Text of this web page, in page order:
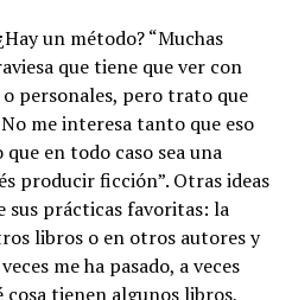
un método? “Muchas
que tiene que ver con
personales, pero trato que
me interesa tanto que eso
en todo caso sea una
producir ficción”. Otras ideas
sus prácticas favoritas: la
libros o en otros autores y
me ha pasado, a veces
cosa tienen algunos libros,